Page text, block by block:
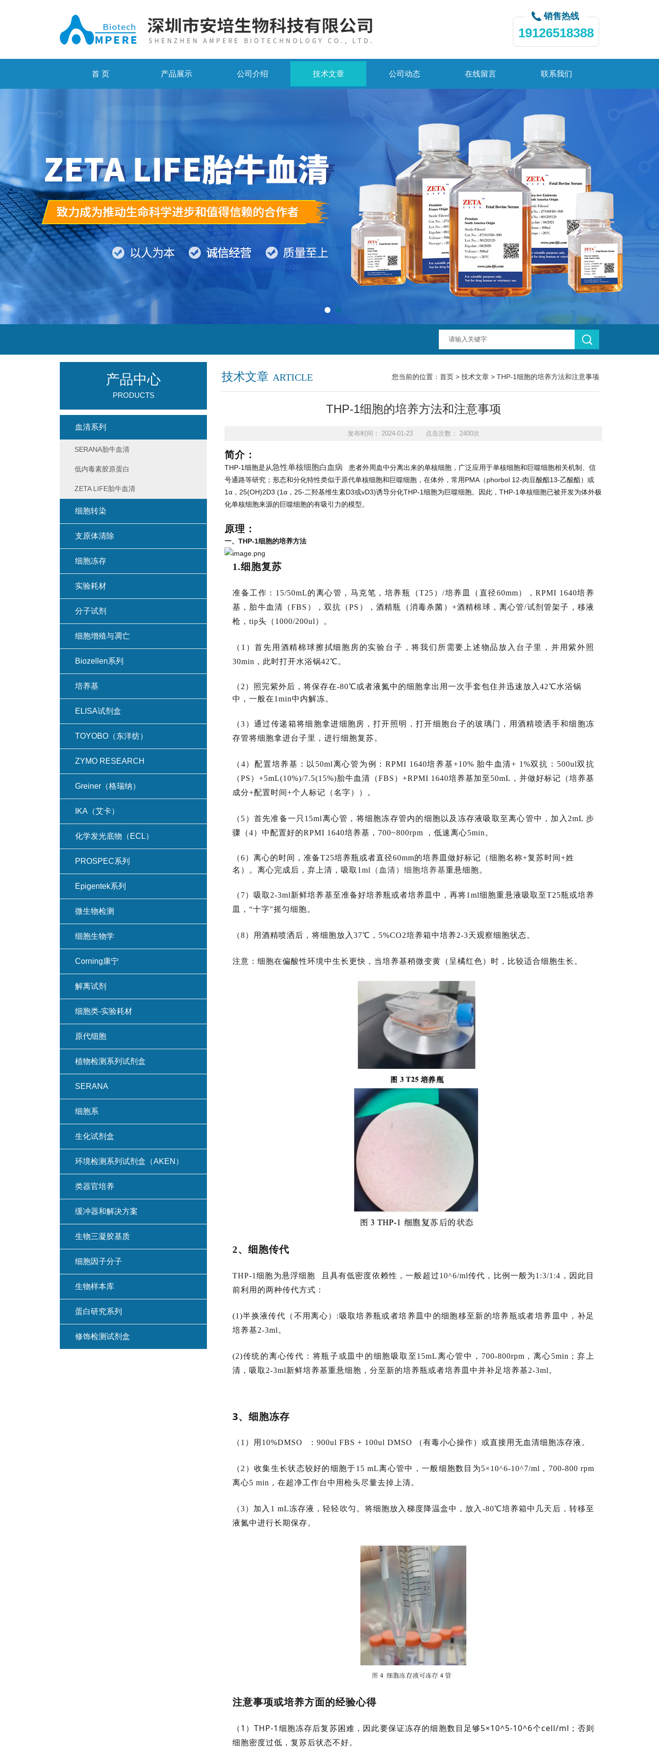
销售热线
19126518388
首 页 产品展示 公司介绍 技术文章 公司动态 在线留言 联系我们
技术文章 ARTICLE 您当前的位置： 首页 > 技术文章 > THP-1细胞的培养方法和注意事项
THP-1细胞的培养方法和注意事项
发布时间： 2024-01-23 点击次数： 2400次
简介：
THP-1细胞是从急性单核细胞白血病
患者外周血中分离出来的单核细胞，广泛应用于单核细胞和巨噬细胞相关机制、信
号通路等研究；形态和分化特性类似于原代单核细胞和巨噬细胞，在体外，常用PMA（phorbol 12-肉豆酸酯13-乙酸酯）或
1α，25(OH)2D3 (1α，25-二羟基维生素D3或vD3)诱导分化THP-1细胞为巨噬细胞。因此，THP-1单核细胞已被开发为体外极
化单核细胞来源的巨噬细胞的有吸引力的模型。
原理：
一、THP-1细胞的培养方法
1 .细胞复苏
准备工作：15/50mL的离心管，马克笔，培养瓶（T25）/培养皿（直径60mm），RPMI 1640培养
基，胎牛血清（FBS），双抗（PS），酒精瓶（消毒杀菌）+酒精棉球，离心管/试剂管架子，移液
枪，tip头（1000/200ul）。
（1）首先用酒精棉球擦拭细胞房的实验台子，将我们所需要上述物品放入台子里，并用紫外照
30min，此时打开水浴锅42℃。
（2）照完紫外后，将保存在-80℃或者液氮中的细胞拿出用一次手套包住并迅速放入42℃水浴锅
中，一般在1min中内解冻。
（3）通过传递箱将细胞拿进细胞房，打开照明，打开细胞台子的玻璃门，用酒精喷洒手和细胞冻
存管将细胞拿进台子里，进行细胞复苏。
（4）配置培养基：以50ml离心管为例：RPMI 1640培养基+10% 胎牛血清+ 1%双抗：500ul双抗
（PS）+5mL(10%)/7.5(15%)胎牛血清（FBS）+RPMI 1640培养基加至50mL，并做好标记（培养基
成分+配置时间+个人标记（名字））。
（5）首先准备一只15ml离心管，将细胞冻存管内的细胞以及冻存液吸取至离心管中，加入2mL 步
骤（4）中配置好的RPMI 1640培养基，700~800rpm ，低速离心5min。
（6）离心的时间，准备T25培养瓶或者直径60mm的培养皿做好标记（细胞名称+复苏时间+姓
名）。离心完成后，弃上清，吸取1ml
（血清）细胞培养基重悬细胞。
（7）吸取2-3ml新鲜培养基至准备好培养瓶或者培养皿中，再将1ml细胞重悬液吸取至T25瓶或培养
皿，“十字"摇匀细胞。
（8）用酒精喷洒后，将细胞放入37℃，5%CO2培养箱中培养2-3天观察细胞状态。
注意：细胞在偏酸性环境中生长更快，当培养基稍微变黄（呈橘红色）时，比较适合细胞生长。
2、细胞传代
THP-1细胞为悬浮细胞
且具有低密度依赖性，一般超过10^6/ml传代，比例一般为1:3/1:4，因此目
前利用的两种传代方式：
(1)半换液传代（不用离心）:吸取培养瓶或者培养皿中的细胞移至新的培养瓶或者培养皿中，补足
培养基2-3ml。
(2)传统的离心传代：将瓶子或皿中的细胞吸取至15mL离心管中，700-800rpm，离心5min；弃上
清，吸取2-3ml新鲜培养基重悬细胞，分至新的培养瓶或者培养皿中并补足培养基2-3ml。
3、细胞冻存
（1）用10%DMSO ：900ul FBS + 100ul DMSO （有毒小心操作）或直接用无血清细胞冻存液。
（2）收集生长状态较好的细胞于15 mL离心管中，一般细胞数目为5×10^6-10^7/ml，700-800 rpm
离心5 min，在超净工作台中用枪头尽量去掉上清。
（3）加入1 mL冻存液，轻轻吹匀。将细胞放入梯度降温盒中，放入-80℃培养箱中几天后，转移至
液氮中进行长期保存。
注意事项或培养方面的经验心得
（1）THP-1细胞冻存后复苏困难，因此要保证冻存的细胞数目足够5×10^5-10^6个cell/ml；否则
细胞密度过低，复苏后状态不好。
产品中心
PRODUCTS
血清系列
SERANA胎牛血清
低内毒素胶原蛋白
ZETA LIFE胎牛血清
细胞转染
支原体清除
细胞冻存
实验耗材
分子试剂
细胞增殖与凋亡
Biozellen系列
培养基
ELISA试剂盒
TOYOBO（东洋纺）
ZYMO RESEARCH
Greiner（格瑞纳）
IKA（艾卡）
化学发光底物（ECL）
PROSPEC系列
Epigentek系列
微生物检测
细胞生物学
Corning康宁
解离试剂
细胞类-实验耗材
原代细胞
植物检测系列试剂盒
SERANA
细胞系
生化试剂盒
环境检测系列试剂盒（AKEN）
类器官培养
缓冲器和解决方案
生物三凝胶基质
细胞因子分子
生物样本库
蛋白研究系列
修饰检测试剂盒